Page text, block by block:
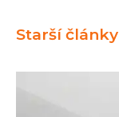
Starší články